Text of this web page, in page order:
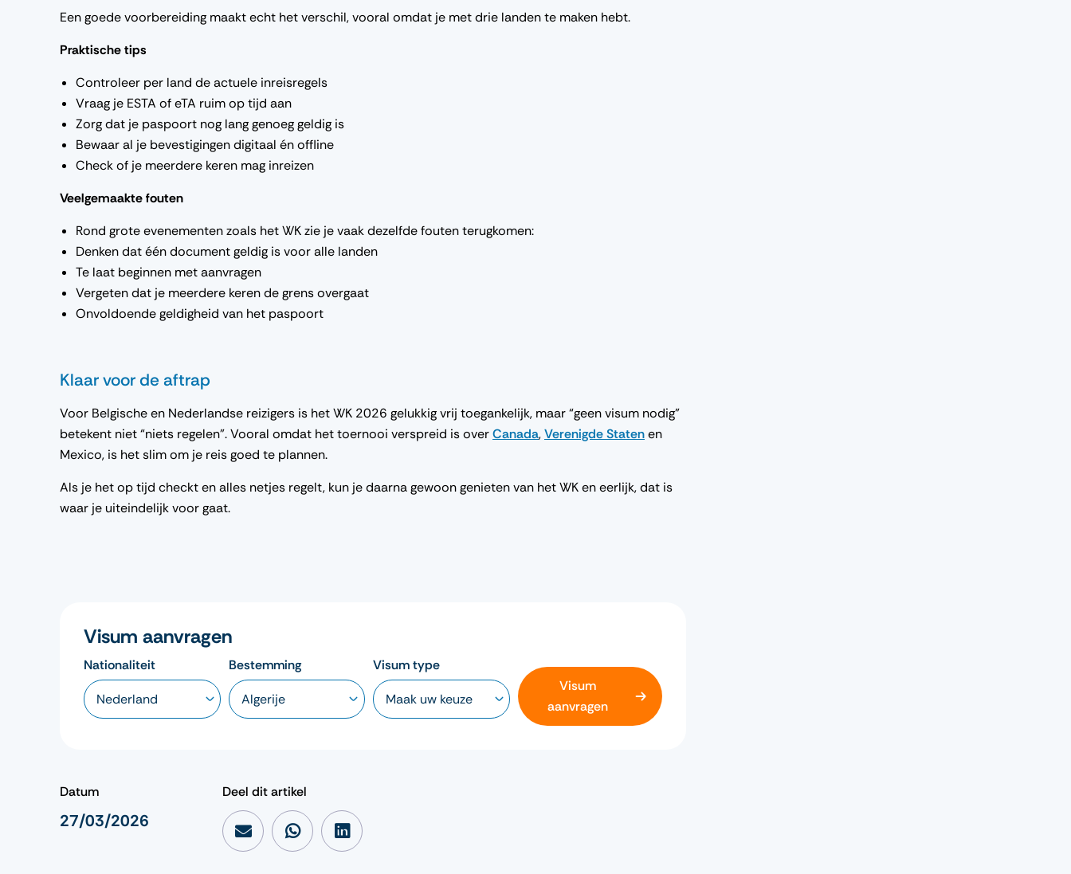
Een goede voorbereiding maakt echt het verschil, vooral omdat je met drie landen te maken hebt.
Praktische tips
Controleer per land de actuele inreisregels
Vraag je ESTA of eTA ruim op tijd aan
Zorg dat je paspoort nog lang genoeg geldig is
Bewaar al je bevestigingen digitaal én offline
Check of je meerdere keren mag inreizen
Veelgemaakte fouten
Rond grote evenementen zoals het WK zie je vaak dezelfde fouten terugkomen:
Denken dat één document geldig is voor alle landen
Te laat beginnen met aanvragen
Vergeten dat je meerdere keren de grens overgaat
Onvoldoende geldigheid van het paspoort
Klaar voor de aftrap
Voor Belgische en Nederlandse reizigers is het WK 2026 gelukkig vrij toegankelijk, maar “geen visum nodig”
betekent niet “niets regelen”. Vooral omdat het toernooi verspreid is overCanada,Verenigde Statenen
Mexico, is het slim om je reis goed te plannen.
Als je het op tijd checkt en alles netjes regelt, kun je daarna gewoon genieten van het WK en eerlijk, dat is
waar je uiteindelijk voor gaat.
Visum aanvragen
Nationaliteit Bestemming
Visum type
Visum
aanvragen
Datum
27/03/2026
Deel dit artikel